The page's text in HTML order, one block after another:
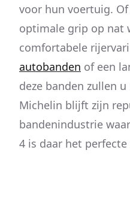
voor hun voertuig.
optimale grip op nat
comfortabele
autobanden of een
deze banden zullen
Michelin blijft zijn
bandenindustrie
4 is daar het